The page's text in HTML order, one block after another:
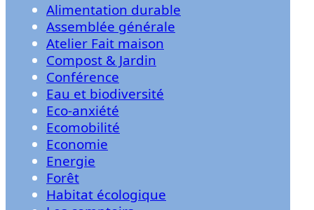
Alimentation durable
Assemblée générale
Atelier Fait maison
Compost & Jardin
Conférence
Eau et biodiversité
Eco-anxiété
Ecomobilité
Economie
Energie
Forêt
Habitat écologique